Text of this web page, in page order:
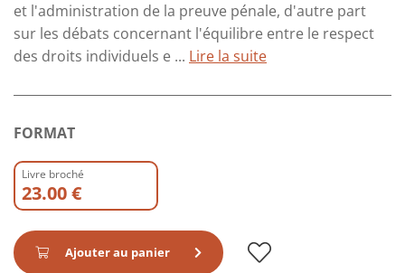
et l'administration de la preuve pénale, d'autre part
sur les débats concernant l'équilibre entre le respect
des droits individuels e ... Lire la suite
FORMAT
Livre broché
23.00 €
Ajouter au panier